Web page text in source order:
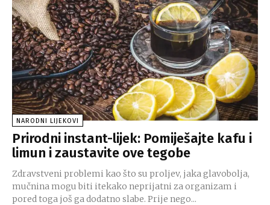
NARODNI LIJEKOVI
Prirodni instant-lijek: Pomiješajte kafu i
limun i zaustavite ove tegobe
Zdravstveni problemi kao što su proljev, jaka glavobolja,
mučnina mogu biti itekako neprijatni za organizam i
pored toga još ga dodatno slabe. Prije nego...